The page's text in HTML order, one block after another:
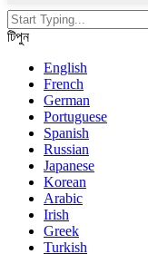
টিপুন
English
French
German
Portuguese
Spanish
Russian
Japanese
Korean
Arabic
Irish
Greek
Turkish